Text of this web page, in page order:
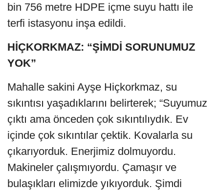
bin 756 metre HDPE içme suyu hattı ile
terfi istasyonu inşa edildi.
HİÇKORKMAZ: “ŞİMDİ SORUNUMUZ
YOK”
Mahalle sakini Ayşe Hiçkorkmaz, su
sıkıntısı yaşadıklarını belirterek; “Suyumuz
çıktı ama önceden çok sıkıntılıydık. Ev
içinde çok sıkıntılar çektik. Kovalarla su
çıkarıyorduk. Enerjimiz dolmuyordu.
Makineler çalışmıyordu. Çamaşır ve
bulaşıkları elimizde yıkıyorduk. Şimdi